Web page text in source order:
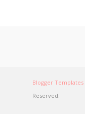
Blogger Templates
Reserved.